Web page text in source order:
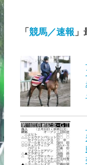
「 競馬／速報